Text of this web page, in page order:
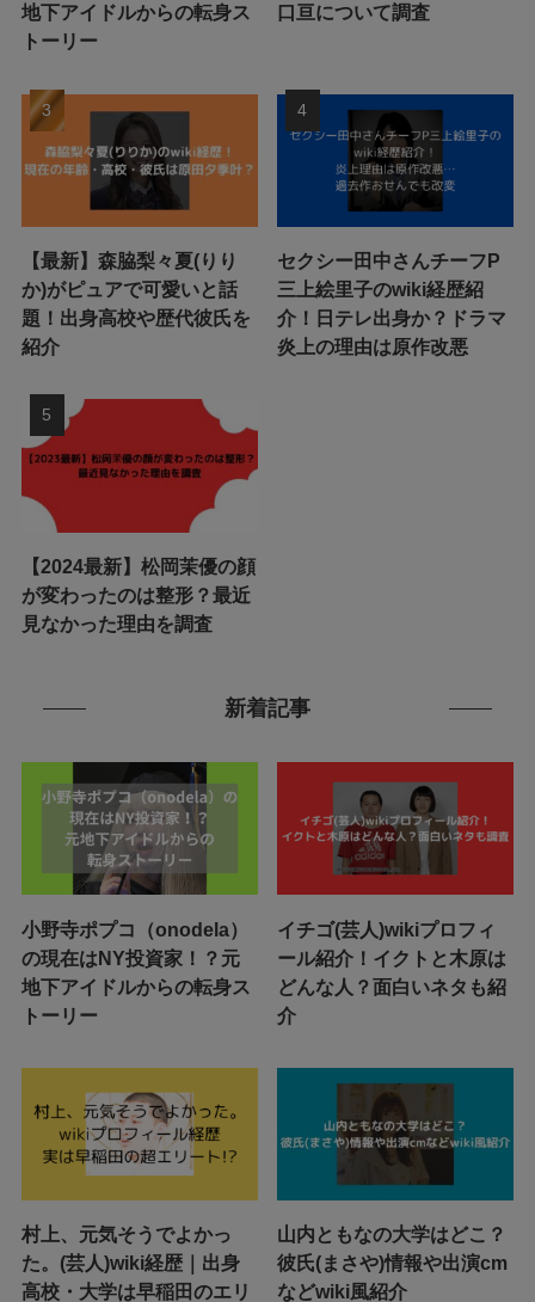
地下アイドルからの転身ス
トーリー
口亘について調査
【最新】森脇梨々夏(りり
か)がピュアで可愛いと話
題！出身高校や歴代彼氏を
紹介
セクシー田中さんチーフP
三上絵里子のwiki経歴紹
介！日テレ出身か？ドラマ
炎上の理由は原作改悪
【2024最新】松岡茉優の顔
が変わったのは整形？最近
見なかった理由を調査
新着記事
小野寺ポプコ（onodela）
の現在はNY投資家！？元
地下アイドルからの転身ス
トーリー
イチゴ(芸人)wikiプロフィ
ール紹介！イクトと木原は
どんな人？面白いネタも紹
介
村上、元気そうでよかっ
た。(芸人)wiki経歴｜出身
高校・大学は早稲田のエリ
山内ともなの大学はどこ？
彼氏(まさや)情報や出演cm
などwiki風紹介